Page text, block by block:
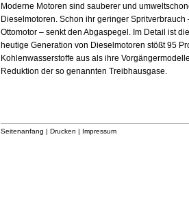
Moderne Motoren sind sauberer und
Dieselmotoren. Schon ihr geringer
Ottomotor – senkt den Abgaspegel. Im Detail ist
heutige Generation von Dieselmotoren stößt 95
Kohlenwasserstoffe aus als ihre
Reduktion der so genannten Treibhausgase.
Seitenanfang | Drucken | Impressum